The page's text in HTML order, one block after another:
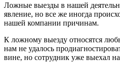
Ложные выезды в нашей
явление, но все же иногда
нашей компании причинам.
К ложному выезду относятся
нам не удалось
вине, но сотрудник уже выехал